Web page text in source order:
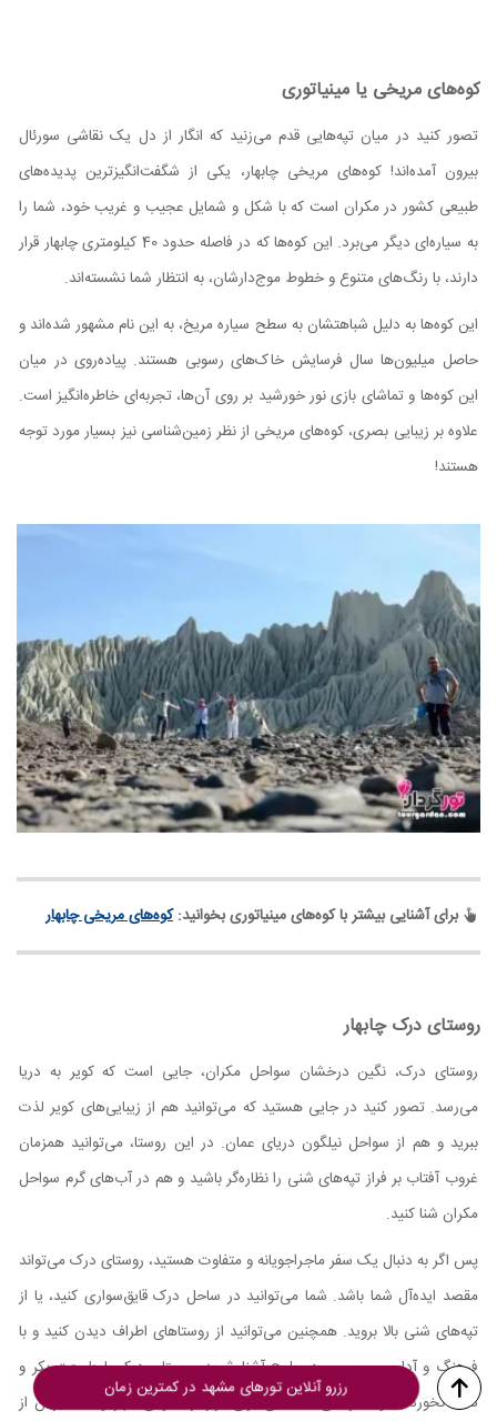
کوه‌های مریخی یا مینیاتوری
تصور کنید در میان تپه‌هایی قدم می‌زنید که انگار از دل یک نقاشی سورئال
بیرون آمده‌اند! کوه‌های مریخی چابهار، یکی از شگفت‌انگیزترین پدیده‌های
طبیعی کشور در مکران است که با شکل و شمایل عجیب و غریب خود، شما را
به سیاره‌ای دیگر می‌برد. این کوه‌ها که در فاصله حدود 40 کیلومتری چابهار قرار
دارند، با رنگ‌های متنوع و خطوط موج‌دارشان، به انتظار شما نشسته‌اند.
این کوه‌ها به دلیل شباهتشان به سطح سیاره مریخ، به این نام مشهور شده‌اند و
حاصل میلیون‌ها سال فرسایش خاک‌های رسوبی هستند. پیاده‌روی در میان
این کوه‌ها و تماشای بازی نور خورشید بر روی آن‌ها، تجربه‌ای خاطره‌انگیز است.
علاوه بر زیبایی بصری، کوه‌های مریخی از نظر زمین‌شناسی نیز بسیار مورد توجه
هستند!
برای آشنایی بیشتر با کوه‌های مینیاتوری بخوانید: کوه‌های مریخی چابهار
روستای درک چابهار
روستای درک، نگین درخشان سواحل مکران، جایی است که کویر به دریا
می‌رسد. تصور کنید در جایی هستید که می‌توانید هم از زیبایی‌های کویر لذت
ببرید و هم از سواحل نیلگون دریای عمان. در این روستا، می‌توانید همزمان
غروب آفتاب بر فراز تپه‌های شنی را نظاره‌گر باشید و هم در آب‌های گرم سواحل
مکران شنا کنید.
پس اگر به دنبال یک سفر ماجراجویانه و متفاوت هستید، روستای درک می‌تواند
مقصد ایده‌آل شما باشد. شما می‌توانید در ساحل درک قایق‌سواری کنید، یا از
تپه‌های شنی بالا بروید. همچنین می‌توانید از روستاهای اطراف دیدن کنید و با
فرهنگ و آداب و رسوم مردم بلوچ آشنا شوید. روستای درک با طبیعت بکر و
دست‌نخورده خود، فرصتی استثنایی برای فرار از شلوغی شهر و لذت بردن از
رزرو آنلاین تورهای مشهد در کمترین زمان